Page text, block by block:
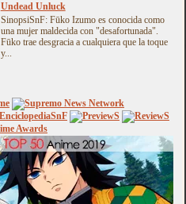
Undead Unluck
SinopsiSnF: Fūko Izumo es conocida como
una mujer maldecida con "desafortunada".
Fūko trae desgracia a cualquiera que la toque
y...